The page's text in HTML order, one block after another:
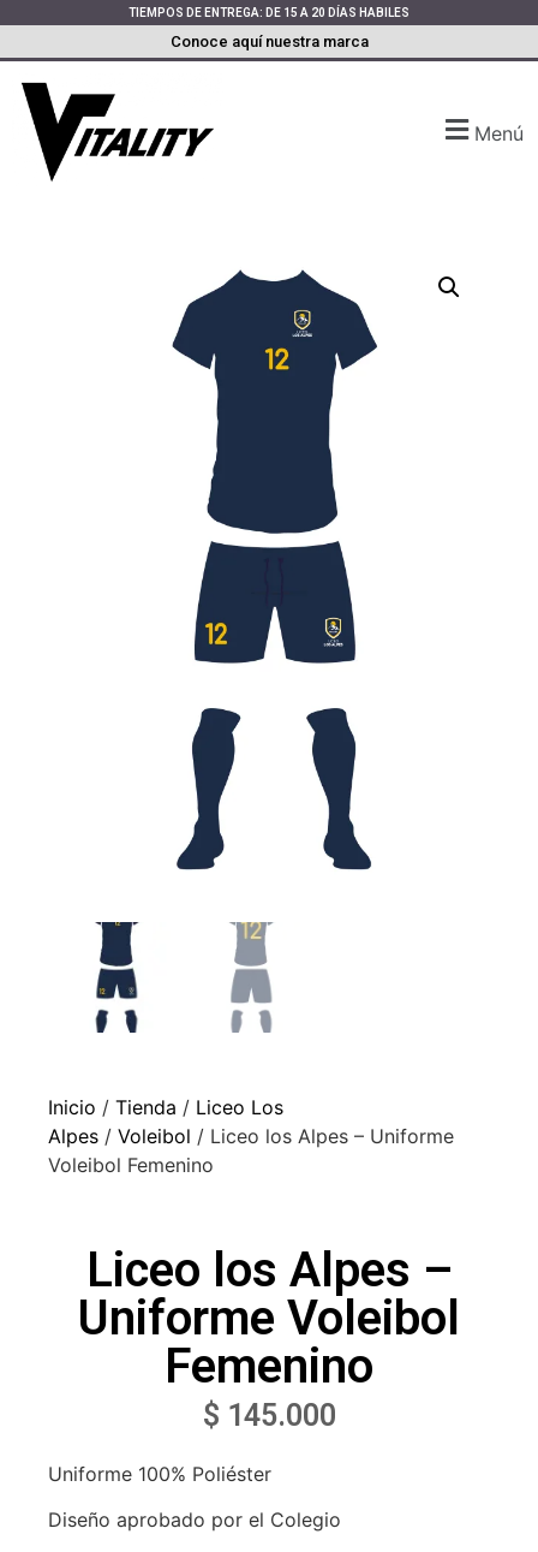
TIEMPOS DE ENTREGA: DE 15 A 20 DÍAS HABILES
Conoce aquí nuestra marca
Menú
Inicio / Tienda / Liceo Los
Alpes / Voleibol / Liceo los Alpes – Uniforme
Voleibol Femenino
Liceo los Alpes –
Uniforme Voleibol
Femenino
$ 145.000
Uniforme 100% Poliéster
Diseño aprobado por el Colegio